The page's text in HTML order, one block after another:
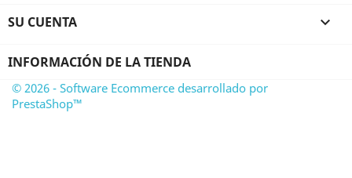
SU CUENTA 
INFORMACIÓN DE LA TIENDA
© 2026 - Software Ecommerce desarrollado por
PrestaShop™